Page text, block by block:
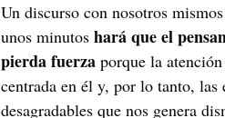
Un discurso con nosotros
unos minutos hará que el
pierda fuerza porque la
centrada en él y, por lo tanto, las
desagradables que nos genera